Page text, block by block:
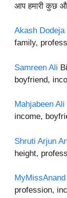
आप हमारी कुछ
Akash Dodeja
family,
Samreen Ali
boyfriend,
Mahjabeen Ali
income,
Shruti Arjun
height,
MyMissAnand
profession,